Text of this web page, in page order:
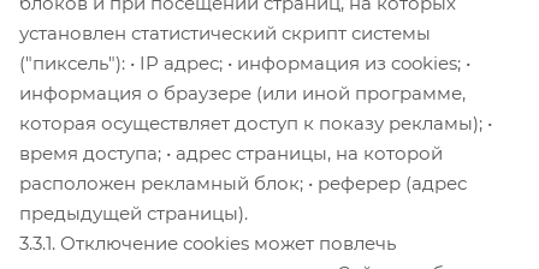
установлен статистический скрипт системы
("пиксель"): • IP адрес; • информация из cookies; •
информация о браузере (или иной программе,
которая осуществляет доступ к показу рекламы); •
время доступа; • адрес страницы, на которой
расположен рекламный блок; • реферер (адрес
предыдущей страницы).
3.3.1. Отключение cookies может повлечь